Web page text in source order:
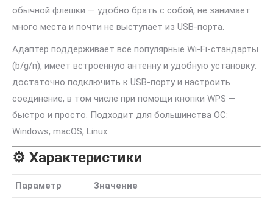
обычной флешки — удобно брать с собой, не занимает
много места и почти не выступает из USB-порта.
Адаптер поддерживает все популярные Wi-Fi-стандарты
(b/g/n), имеет встроенную антенну и удобную установку:
достаточно подключить к USB-порту и настроить
соединение, в том числе при помощи кнопки WPS —
быстро и просто. Подходит для большинства ОС:
Windows, macOS, Linux.
⚙️ Характеристики
Параметр Значение